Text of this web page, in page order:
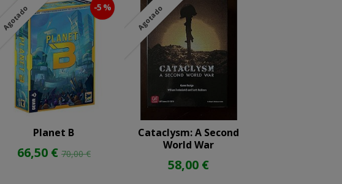
Agotado -5 %
Planet B
66,50 € 70,00 €
Agotado
Cataclysm: A Second
World War
58,00 €